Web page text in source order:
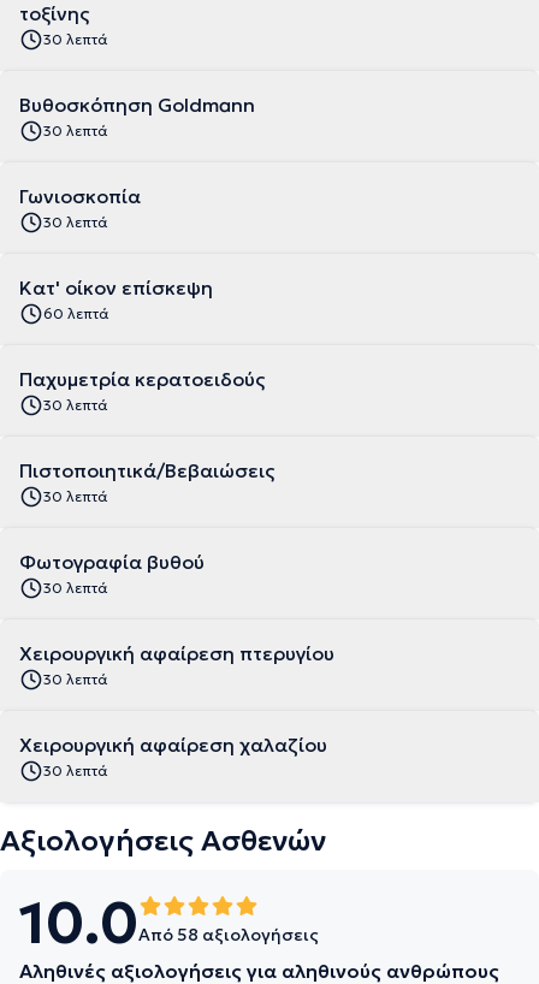
τοξίνης
30 λεπτά
Βυθοσκόπηση Goldmann
30 λεπτά
Γωνιοσκοπία
30 λεπτά
Κατ' οίκον επίσκεψη
60 λεπτά
Παχυμετρία κερατοειδούς
30 λεπτά
Πιστοποιητικά/Βεβαιώσεις
30 λεπτά
Φωτογραφία βυθού
30 λεπτά
Χειρουργική αφαίρεση πτερυγίου
30 λεπτά
Χειρουργική αφαίρεση χαλαζίου
30 λεπτά
Αξιολογήσεις Ασθενών
10.0Από 58 αξιολογήσεις
Αληθινές αξιολογήσεις για αληθινούς ανθρώπους